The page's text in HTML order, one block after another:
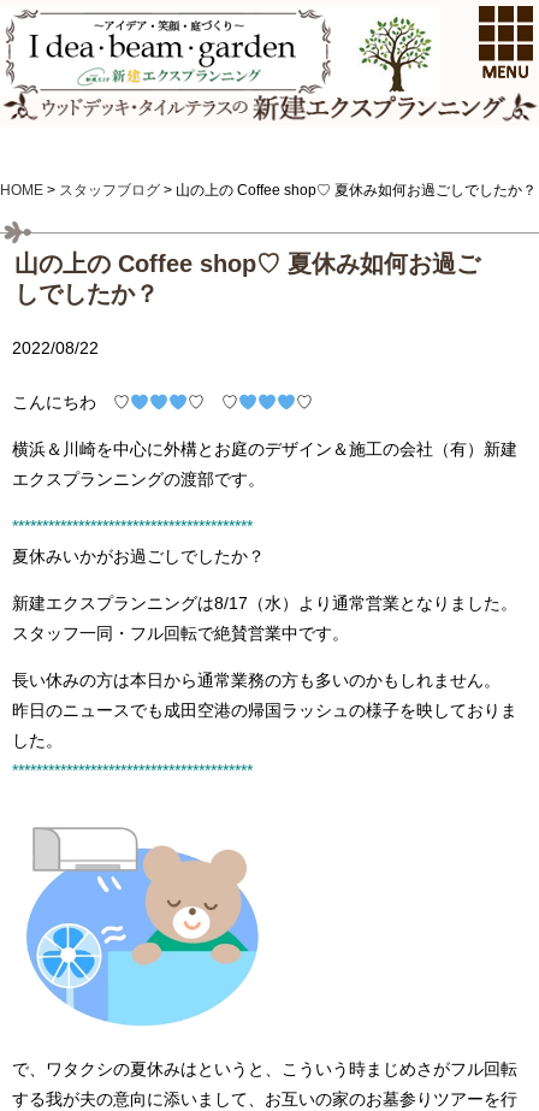
HOME > スタッフブログ > 山の上の Coffee shop♡ 夏休み如何お過ごしでしたか？
山の上の Coffee shop♡ 夏休み如何お過ご
しでしたか？
2022/08/22
こんにちわ ♡ ♡ ♡ ♡
横浜＆川崎を中心に外構とお庭のデザイン＆施工の会社（有）新建
エクスプランニングの渡部です。
****************************************
夏休みいかがお過ごしでしたか？
新建エクスプランニングは8/17（水）より通常営業となりました。
スタッフ一同・フル回転で絶賛営業中です。
長い休みの方は本日から通常業務の方も多いのかもしれません。
昨日のニュースでも成田空港の帰国ラッシュの様子を映しておりま
した。
****************************************
で、ワタクシの夏休みはというと、こういう時まじめさがフル回転
する我が夫の意向に添いまして、お互いの家のお墓参りツアーを行